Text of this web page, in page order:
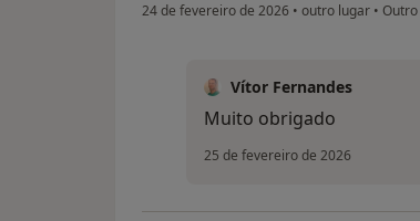
24 de fevereiro de 2026 • outro lugar • Outro
Vítor Fernandes
Muito obrigado
25 de fevereiro de 2026